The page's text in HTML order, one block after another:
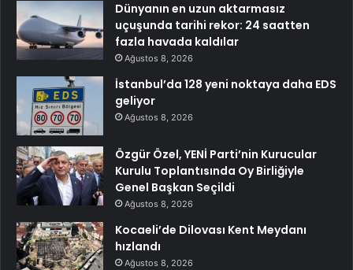
Dünyanın en uzun aktarmasız
uçuşunda tarihi rekor: 24 saatten
fazla havada kaldılar
Ağustos 8, 2026
İstanbul’da 128 yeni noktaya daha EDS
geliyor
Ağustos 8, 2026
Özgür Özel, YENİ Parti’nin Kurucular
Kurulu Toplantısında Oy Birliğiyle
Genel Başkan Seçildi
Ağustos 8, 2026
Kocaeli’de Dilovası Kent Meydanı
hızlandı
Ağustos 8, 2026